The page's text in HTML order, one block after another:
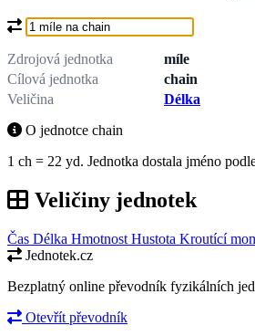
Co chcete převést?
Zdrojová jednotka
míle
Cílová jednotka
chain
Veličina
Délka
O jednotce chain
1 ch = 22 yd. Jednotka dostala jméno
Veličiny jednotek
Čas Délka Hmotnost Hustota Kroutící
Jednotek.cz
Bezplatný online převodník fyzikálních
Otevřít převodník